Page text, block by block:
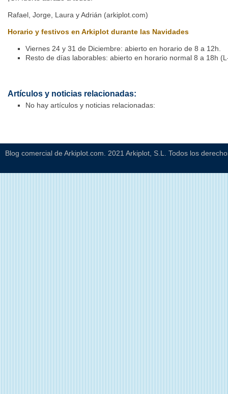
Rafael, Jorge, Laura y Adrián (arkiplot.com)
Horario y festivos en Arkiplot durante las Navidades
Viernes 24 y 31 de Diciembre: abierto en horario de 8 a 12h.
Resto de días laborables: abierto en horario normal 8 a 18h
Artículos y noticias relacionadas:
No hay artículos y noticias relacionadas:
Blog comercial de Arkiplot.com. 2021 Arkiplot, S.L. Todos los